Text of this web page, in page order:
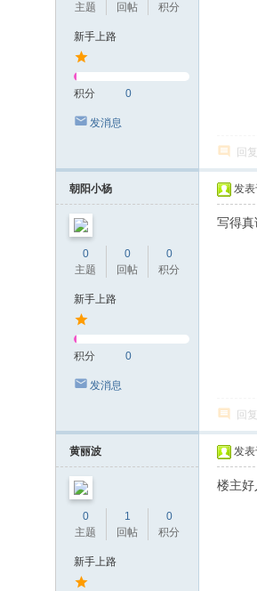
主题
回帖
积分
新手上路
积分 0
发消息
回复
朝阳小杨
0
主题
0
回帖
0
积分
新手上路
积分 0
发消息
发
写得真
回复
黄丽波
0
主题
1
回帖
0
积分
新手上路
发
楼主